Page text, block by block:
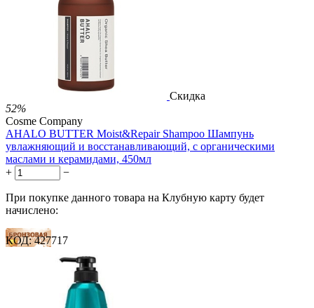
724.00 Р
за 1.00 мл
Нет в наличии
 
Скидка
52%
Cosme Company
AHALO BUTTER Moist&Repair Shampoo Шампунь
увлажняющий и восстанавливающий, с органическими
маслами и керамидами, 450мл
+
−
При покупке данного товара на Клубную карту будет
начислено:
17 баллов
КОД: 427717